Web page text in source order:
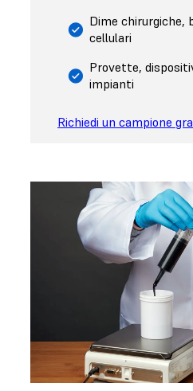
Dime
cellulari
Provette,
impianti
Richiedi un campione